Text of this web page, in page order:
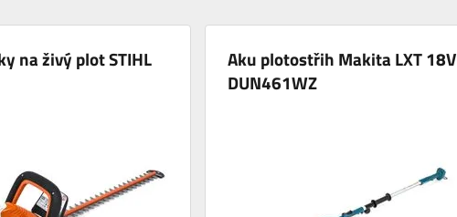
na živý plot STIHL
Aku plotostřih Makita LXT 18V
DUN461WZ